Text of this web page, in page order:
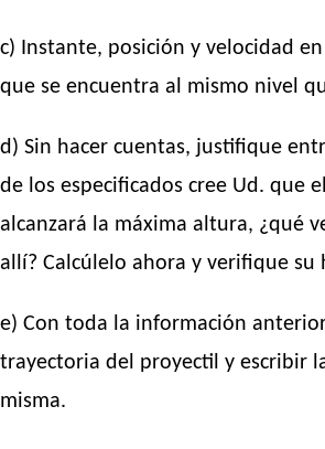
c) Instante, posición y velocidad
que se encuentra al mismo nivel
d) Sin hacer cuentas, justifique
de los especificados cree Ud. que
alcanzará la máxima altura, ¿qué
allí? Calcúlelo ahora y verifique su
e) Con toda la información
trayectoria del proyectil y escribir
misma.